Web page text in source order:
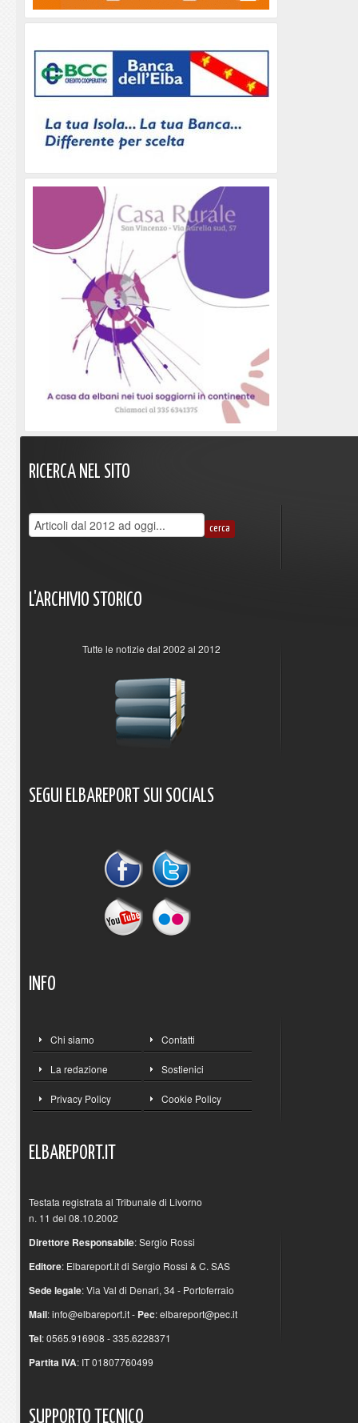
RICERCA NEL SITO
L'ARCHIVIO STORICO
Tutte le notizie dal 2002 al 2012
SEGUI ELBAREPORT SUI SOCIALS
INFO
Chi siamo Contatti
La redazione Sostienici
Privacy Policy Cookie Policy
ELBAREPORT.IT
Testata registrata al Tribunale di Livorno
n. 11 del 08.10.2002
Direttore Responsabile: Sergio Rossi
Editore: Elbareport.it di Sergio Rossi & C. SAS
Sede legale: Via Val di Denari, 34 - Portoferraio
Mail:info@elbareport.it- Pec:elbareport@pec.it
Tel: 0565.916908 - 335.6228371
Partita IVA: IT 01807760499
SUPPORTO TECNICO